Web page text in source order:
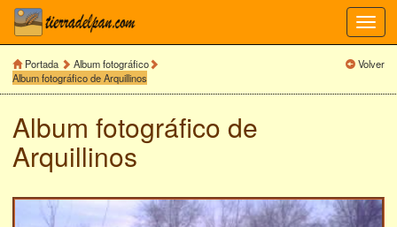
Portada
Album fotográfico
Album fotográfico de Arquillinos
Volver
Album fotográfico de
Arquillinos